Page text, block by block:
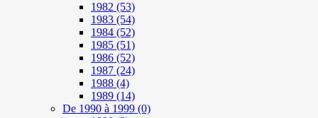
1982 (53)
1983 (54)
1984 (52)
1985 (51)
1986 (52)
1987 (24)
1988 (4)
1989 (14)
De 1990 à 1999 (0)